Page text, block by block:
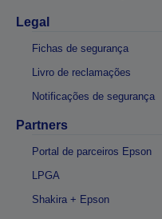
Legal
Fichas de segurança
Livro de reclamações
Notificações de segurança
Partners
Portal de parceiros Epson
LPGA
Shakira + Epson